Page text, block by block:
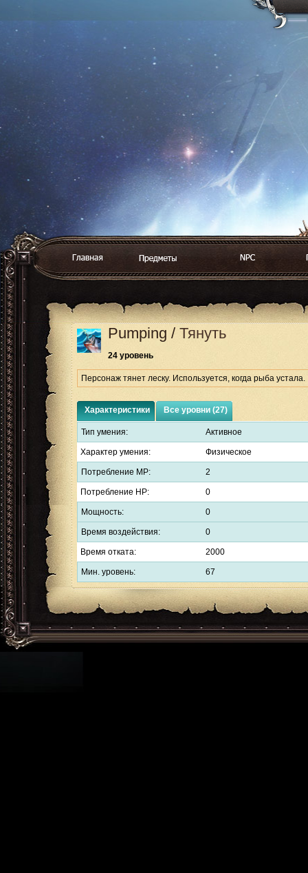
Pumping / Тянуть
24 уровень
Персонаж тянет леску. Используется, когда рыба устала.
Характеристики Все уровни (27)
Тип умения: Активное
Характер умения: Физическое
Потребление MP: 2
Потребление HP: 0
Мощность: 0
Время воздействия: 0
Время отката: 2000
Мин. уровень: 67